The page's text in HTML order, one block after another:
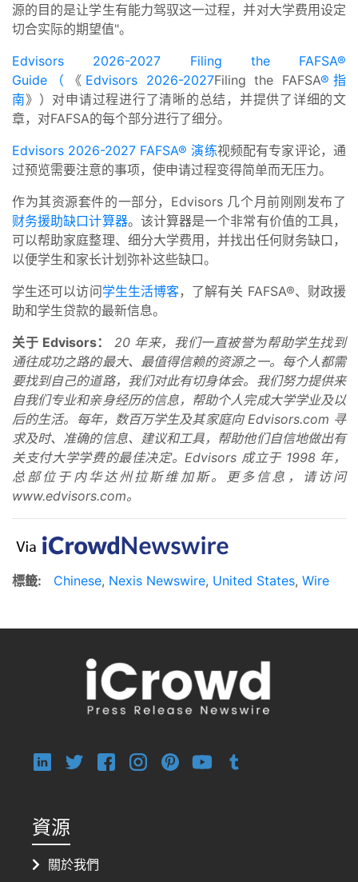
源的目的是让学生有能力驾驭这一过程，并对大学费用设定
切合实际的期望值"。
Edvisors 2026-2027 Filing the FAFSA®
Guide（
《 Edvisors 2026-2027Filing the FAFSA®指
南》）对申请过程进行了清晰的总结，并提供了详细的文
章，对FAFSA的每个部分进行了细分。
Edvisors 2026-2027 FAFSA® 演练视频配有专家评论，通
过预览需要注意的事项，使申请过程变得简单而无压力。
作为其资源套件的一部分，Edvisors 几个月前刚刚发布了
财务援助缺口计算器。该计算器是一个非常有价值的工具，
可以帮助家庭整理、细分大学费用，并找出任何财务缺口，
以便学生和家长计划弥补这些缺口。
学生还可以访问学生生活博客，了解有关 FAFSA®、财政援
助和学生贷款的最新信息。
关于 Edvisors： 20 年来，我们一直被誉为帮助学生找到
通往成功之路的最大、最值得信赖的资源之一。每个人都需
要找到自己的道路，我们对此有切身体会。我们努力提供来
自我们专业和亲身经历的信息，帮助个人完成大学学业及以
后的生活。每年，数百万学生及其家庭向 Edvisors.com 寻
求及时、准确的信息、建议和工具，帮助他们自信地做出有
关支付大学学费的最佳决定。Edvisors 成立于 1998 年，
总部位于内华达州拉斯维加斯。更多信息，请访问
www.edvisors.com。
標籤: Chinese, Nexis Newswire, United States, Wire
資源
關於我們